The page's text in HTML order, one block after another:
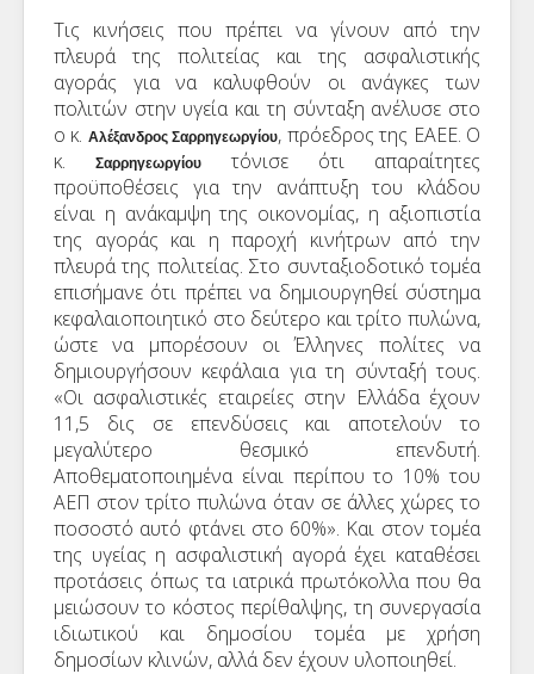
Τις κινήσεις που πρέπει να γίνουν από την
πλευρά της πολιτείας και της ασφαλιστικής
αγοράς για να καλυφθούν οι ανάγκες των
πολιτών στην υγεία και τη σύνταξη ανέλυσε στο
ο κ. Αλέξανδρος Σαρρηγεωργίου, πρόεδρος της ΕΑΕΕ. Ο
κ.
Σαρρηγεωργίου
τόνισε ότι απαραίτητες
προϋποθέσεις για την ανάπτυξη του κλάδου
είναι η ανάκαμψη της οικονομίας, η αξιοπιστία
της αγοράς και η παροχή κινήτρων από την
πλευρά της πολιτείας. Στο συνταξιοδοτικό τομέα
επισήμανε ότι πρέπει να δημιουργηθεί σύστημα
κεφαλαιοποιητικό στο δεύτερο και τρίτο πυλώνα,
ώστε να μπορέσουν οι Έλληνες πολίτες να
δημιουργήσουν κεφάλαια για τη σύνταξή τους.
«Οι ασφαλιστικές εταιρείες στην Ελλάδα έχουν
11,5 δις σε επενδύσεις και αποτελούν το
μεγαλύτερο θεσμικό επενδυτή.
Αποθεματοποιημένα είναι περίπου το 10% του
ΑΕΠ στον τρίτο πυλώνα όταν σε άλλες χώρες το
ποσοστό αυτό φτάνει στο 60%». Και στον τομέα
της υγείας η ασφαλιστική αγορά έχει καταθέσει
προτάσεις όπως τα ιατρικά πρωτόκολλα που θα
μειώσουν το κόστος περίθαλψης, τη συνεργασία
ιδιωτικού και δημοσίου τομέα με χρήση
δημοσίων κλινών, αλλά δεν έχουν υλοποιηθεί.